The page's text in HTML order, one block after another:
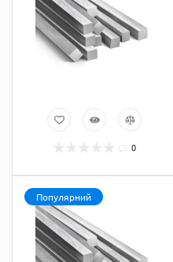
0
Популярний